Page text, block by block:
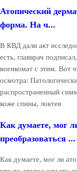
Атопический
форма. На ч...
В КВД дали акт
есть, главврач
военкомат с этим. Вот
осмотра:
распространенный
коже спины, локтев
Как думаете, мог
преобразоваться ...
Как думаете, мог ли